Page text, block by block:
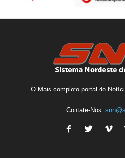
O Mais completo portal de
Contate-Nos: